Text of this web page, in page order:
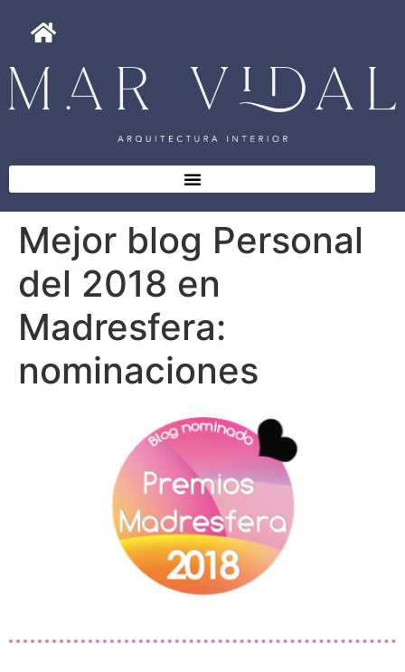
Mejor blog Personal
del 2018 en
Madresfera:
nominaciones